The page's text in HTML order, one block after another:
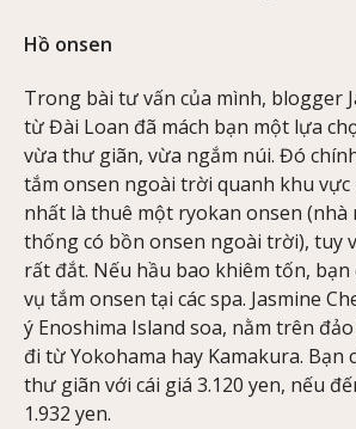
Hồ onsen
Trong bài tư vấn của mình, blogger
từ Đài Loan đã mách bạn một lựa
vừa thư giãn, vừa ngắm núi. Đó
tắm onsen ngoài trời quanh khu vực
nhất là thuê một ryokan onsen
thống có bồn onsen ngoài trời), tuy
rất đắt. Nếu hầu bao khiêm tốn, bạn
vụ tắm onsen tại các spa. Jasmine
ý Enoshima Island soa, nằm trên
đi từ Yokohama hay Kamakura. Bạn
thư giãn với cái giá 3.120 yen, nếu
1.932 yen.